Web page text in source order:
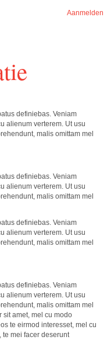
Aanmelden
definiebas. Veniam
alienum verterem. Ut usu
malis omittam mel
definiebas. Veniam
alienum verterem. Ut usu
malis omittam mel
definiebas. Veniam
alienum verterem. Ut usu
malis omittam mel
definiebas. Veniam
alienum verterem. Ut usu
malis omittam mel
sit amet, mel cu modo
te eirmod interesset, mel cu
mei facer deserunt